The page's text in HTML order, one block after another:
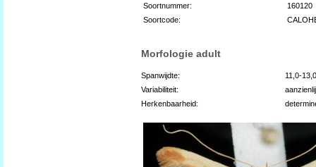
Soortnummer:
160120
Soortcode:
Morfologie adult
Spanwijdte:
11,0-
Variabiliteit:
Herkenbaarheid: